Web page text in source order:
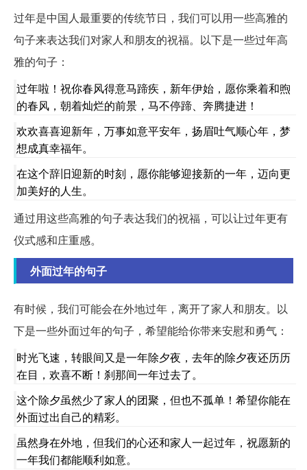
过年是中国人最重要的传统节日，我们可以用一些高雅的
句子来表达我们对家人和朋友的祝福。以下是一些过年高
雅的句子：
过年啦！祝你春风得意马蹄疾，新年伊始，愿你乘着和煦
的春风，朝着灿烂的前景，马不停蹄、奔腾捷进！
欢欢喜喜迎新年，万事如意平安年，扬眉吐气顺心年，梦
想成真幸福年。
在这个辞旧迎新的时刻，愿你能够迎接新的一年，迈向更
加美好的人生。
通过用这些高雅的句子表达我们的祝福，可以让过年更有
仪式感和庄重感。
外面过年的句子
有时候，我们可能会在外地过年，离开了家人和朋友。以
下是一些外面过年的句子，希望能给你带来安慰和勇气：
时光飞速，转眼间又是一年除夕夜，去年的除夕夜还历历
在目，欢喜不断！刹那间一年过去了。
这个除夕虽然少了家人的团聚，但也不孤单！希望你能在
外面过出自己的精彩。
虽然身在外地，但我们的心还和家人一起过年，祝愿新的
一年我们都能顺利如意。